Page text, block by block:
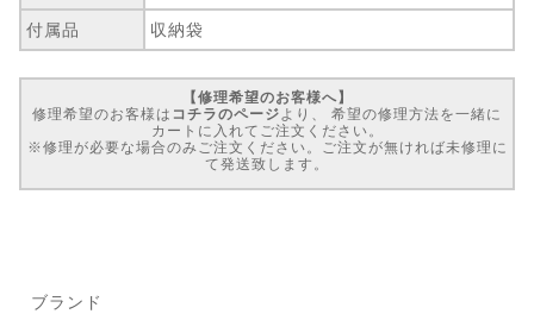
付属品 収納袋
【修理希望のお客様へ】
修理希望のお客様は コチラのページ より、 希望の修理方法を一緒に
カートに入れてご注文ください。
※修理が必要な場合のみご注文ください。ご注文が無ければ未修理に
て発送致します。
ブランド